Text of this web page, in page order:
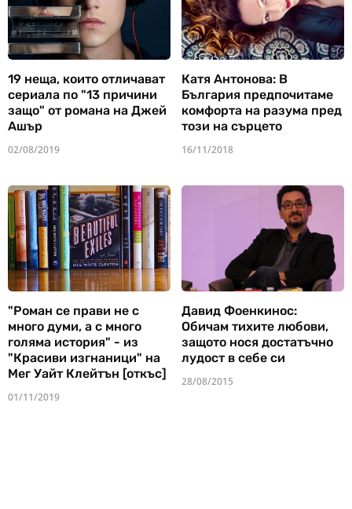
19 неща, които отличават
сериала по "13 причини
защо" от романа на Джей
Ашър
02/08/2019
Катя Антонова: В
България предпочитаме
комфорта на разума пред
този на сърцето
16/11/2018
"Роман се прави не с
много думи, а с много
голяма история" - из
"Красиви изгнаници" на
Мег Уайт Клейтън [откъс]
01/11/2019
Давид Фоенкинос:
Обичам тихите любови,
защото нося достатъчно
лудост в себе си
28/08/2015